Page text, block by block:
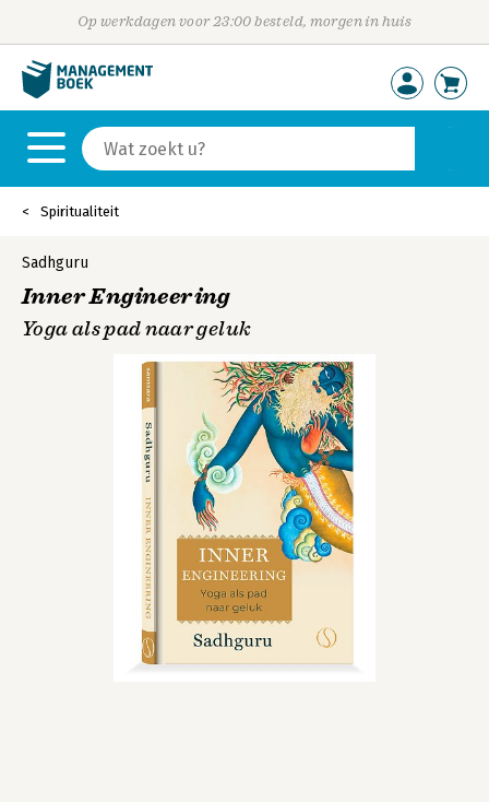
Op werkdagen voor 23:00 besteld, morgen in huis
Spiritualiteit
Sadhguru
Inner Engineering
Yoga als pad naar geluk